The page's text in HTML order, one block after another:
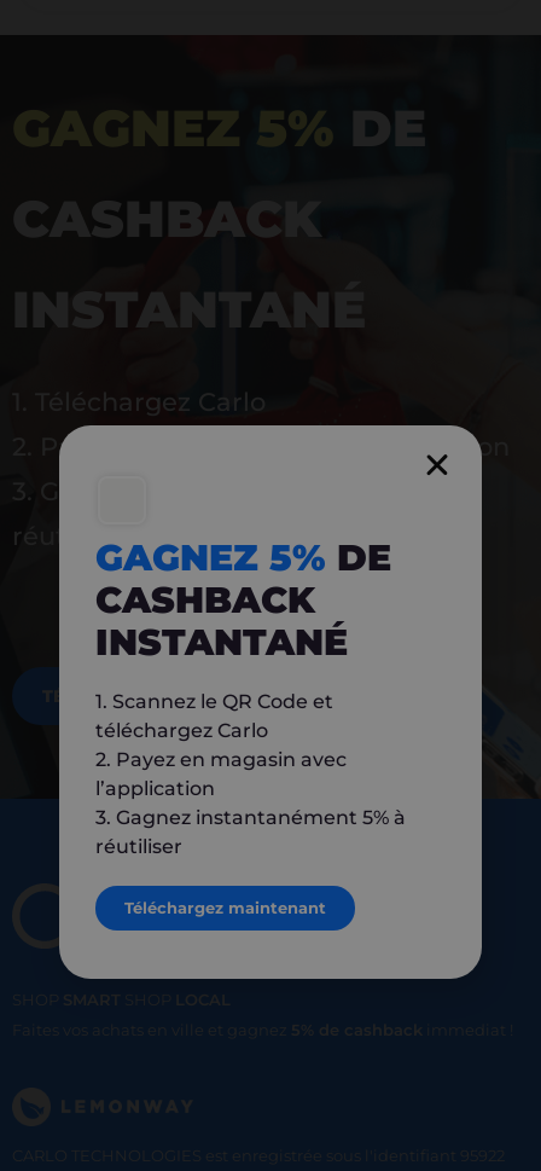
GAGNEZ 5% DE
CASHBACK
INSTANTANÉ
1. Téléchargez Carlo
2. Payez en magasin avec l’application
3. Gagnez instantanément 5 % à
réutiliser
TÉLÉCHARGEZ MAINTENANT
SHOP SMART SHOP
LOCAL
Faites vos achats en ville et gagnez 5% de cashback immediat !
CARLO TECHNOLOGIES est enregistrée sous l'identifiant 95922
GAGNEZ 5% DE
CASHBACK
INSTANTANÉ
1. Scannez le QR Code et
téléchargez Carlo
2. Payez en magasin avec
l’application
3. Gagnez instantanément 5% à
réutiliser
Téléchargez maintenant